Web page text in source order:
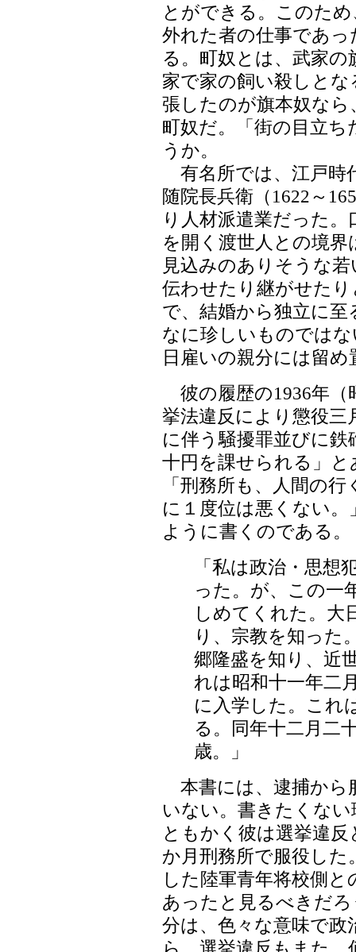
とができる。このた
外れた者の仕事であ
る。町奴とは、武家
家で家の飼い殺しと
張したのが旗本奴な
町奴だ。「街の目立
うか。
有名所では、江戸時
随院長兵衛（1622～
り人材派遣業だった
を開く渡世人との境
見込みのありそうな
伝わせたり継がせた
で、結婚から独立に
なに珍しいものでは
日雇いの親分には留
彼の履歴の1936年（
挙法違反により懲役三
に伴う騒擾罪並びに鉄
十円を課せられる」
「刑務所も、人間の
に１度位は悪くない
ように書くのである。
「私は政治・思想
った。が、この一
しめてくれた。大
り、宗教を知った
郷隆盛を知り、近
れは昭和十一年二
に入学した。これ
る。同年十二月二
歳。」
本書には、逮捕から
いない。書きたくな
ともかく彼は選挙違
か月刑務所で服役した
した陸軍青年将校側
あったと見るべきだ
分は、色々な意味で